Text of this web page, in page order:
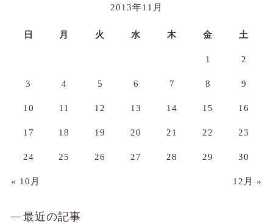
2013年11月
日 月 火 水 木 金 土
1 2
3 4 5 6 7 8 9
10 11 12 13 14 15 16
17 18 19 20 21 22 23
24 25 26 27 28 29 30
« 10月 12月 »
最近の記事